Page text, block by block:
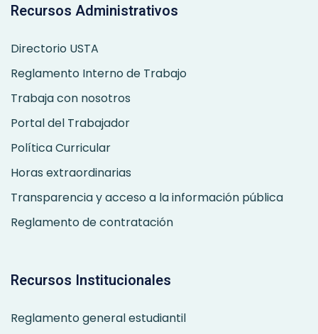
Recursos Administrativos
Directorio USTA
Reglamento Interno de Trabajo
Trabaja con nosotros
Portal del Trabajador
Política Curricular
Horas extraordinarias
Transparencia y acceso a la información pública
Reglamento de contratación
Recursos Institucionales
Reglamento general estudiantil